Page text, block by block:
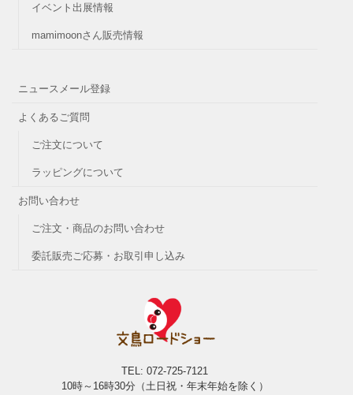
イベント出展情報
mamimoonさん販売情報
ニュースメール登録
よくあるご質問
ご注文について
ラッピングについて
お問い合わせ
ご注文・商品のお問い合わせ
委託販売ご応募・お取引申し込み
TEL: 072-725-7121
10時～16時30分（土日祝・年末年始を除く）